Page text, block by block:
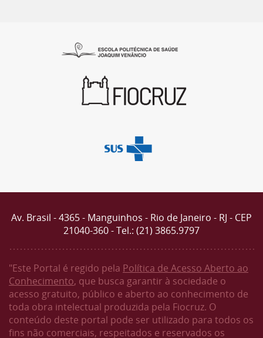
Av. Brasil - 4365 - Manguinhos - Rio de Janeiro - RJ - CEP
21040-360 - Tel.: (21) 3865.9797
"Este Portal é regido pela Política de Acesso Aberto ao
Conhecimento, que busca garantir à sociedade o
acesso gratuito, público e aberto ao conhecimento de
toda obra intelectual produzida pela Fiocruz. O
conteúdo deste portal pode ser utilizado para todos os
fins não comerciais, respeitados e reservados os